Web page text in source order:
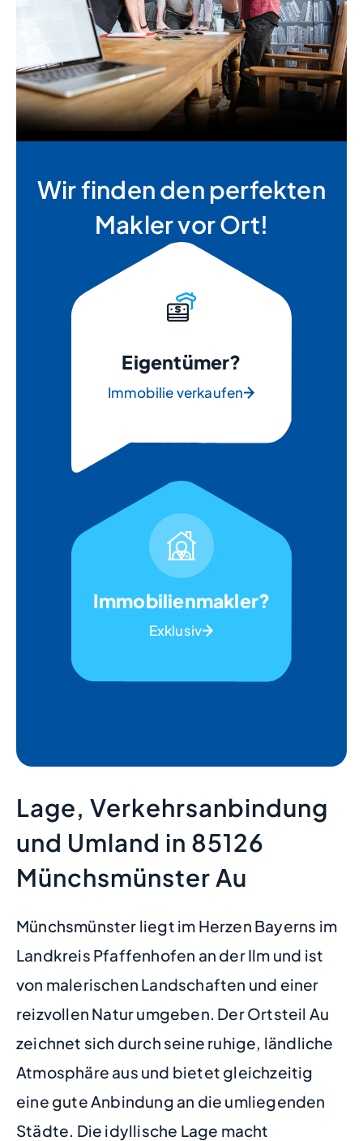
Wir finden den perfekten
Makler vor Ort!
Eigentümer?
Immobilie verkaufen
Immobilienmakler?
Exklusiv
Lage, Verkehrsanbindung
und Umland in 85126
Münchsmünster Au
Münchsmünster liegt im Herzen Bayerns im
Landkreis Pfaffenhofen an der Ilm und ist
von malerischen Landschaften und einer
reizvollen Natur umgeben. Der Ortsteil Au
zeichnet sich durch seine ruhige, ländliche
Atmosphäre aus und bietet gleichzeitig
eine gute Anbindung an die umliegenden
Städte. Die idyllische Lage macht